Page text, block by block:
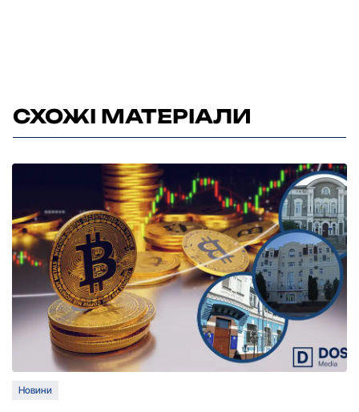
СХОЖІ МАТЕРІАЛИ
Новини